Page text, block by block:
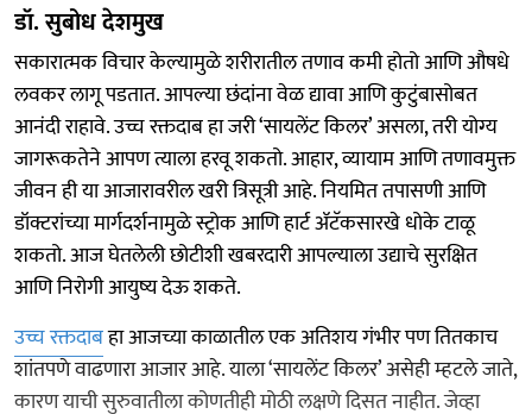
डॉ. सुबोध देशमुख
सकारात्मक विचार केल्यामुळे शरीरातील तणाव कमी होतो आणि औषधे
लवकर लागू पडतात. आपल्या छंदांना वेळ द्यावा आणि कुटुंबासोबत
आनंदी राहावे. उच्च रक्तदाब हा जरी ‘सायलेंट किलर’ असला, तरी योग्य
जागरूकतेने आपण त्याला हरवू शकतो. आहार, व्यायाम आणि तणावमुक्त
जीवन ही या आजारावरील खरी त्रिसूत्री आहे. नियमित तपासणी आणि
डॉक्टरांच्या मार्गदर्शनामुळे स्ट्रोक आणि हार्ट ॲटॅकसारखे धोके टाळू
शकतो. आज घेतलेली छोटीशी खबरदारी आपल्याला उद्याचे सुरक्षित
आणि निरोगी आयुष्य देऊ शकते.
उच्च रक्तदाबहा आजच्या काळातील एक अतिशय गंभीर पण तितकाच
शांतपणे वाढणारा आजार आहे. याला ‘सायलेंट किलर’ असेही म्हटले जाते,
कारण याची सुरुवातीला कोणतीही मोठी लक्षणे दिसत नाहीत. जेव्हा